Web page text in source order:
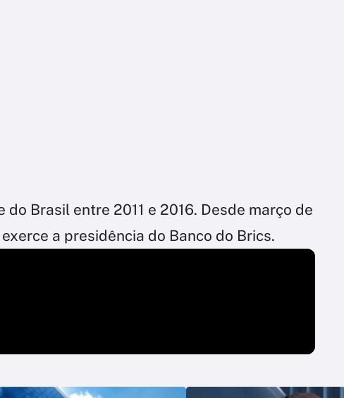
Brasil entre 2011 e 2016. Desde março de
a presidência do Banco do Brics.